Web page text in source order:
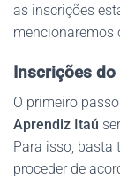
as inscrições
mencionaremos
Inscrições
O primeiro
Aprendiz Itaú
Para isso,
proceder de